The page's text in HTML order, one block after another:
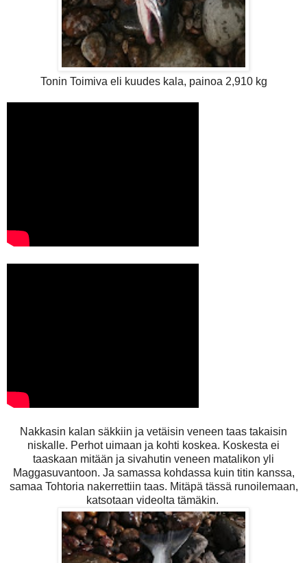
Tonin Toimiva eli kuudes kala, painoa 2,910 kg
Nakkasin kalan säkkiin ja vetäisin veneen taas takaisin
niskalle. Perhot uimaan ja kohti koskea. Koskesta ei
taaskaan mitään ja sivahutin veneen matalikon yli
Maggasuvantoon. Ja samassa kohdassa kuin titin kanssa,
samaa Tohtoria nakerrettiin taas. Mitäpä tässä runoilemaan,
katsotaan videolta tämäkin.